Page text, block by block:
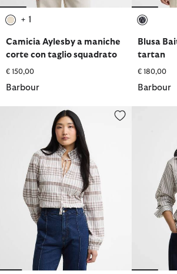
+ 1
Camicia Aylesby a maniche
corte con taglio squadrato
€ 150,00
Barbour
Blusa
tartan
€ 180,00
Barbour
Blusa a quadretti con dettagli arricciati
Camicia